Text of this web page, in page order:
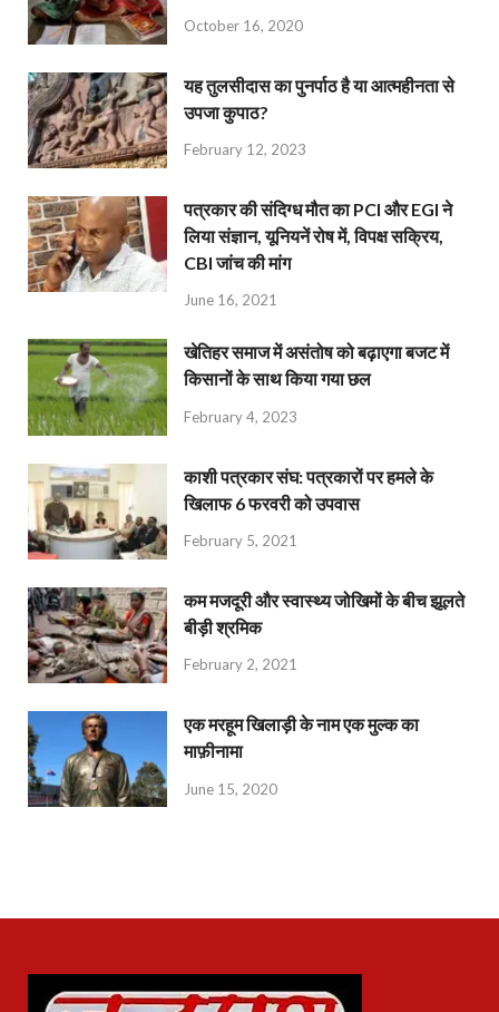
October 16, 2020
यह तुलसीदास का पुनर्पाठ है या आत्महीनता से
उपजा कुपाठ?
February 12, 2023
पत्रकार की संदिग्ध मौत का PCI और EGI ने
लिया संज्ञान, यूनियनें रोष में, विपक्ष सक्रिय,
CBI जांच की मांग
June 16, 2021
खेतिहर समाज में असंतोष को बढ़ाएगा बजट में
किसानों के साथ किया गया छल
February 4, 2023
काशी पत्रकार संघ: पत्रकारों पर हमले के
खिलाफ 6 फरवरी को उपवास
February 5, 2021
कम मजदूरी और स्वास्थ्य जोखिमों के बीच झूलते
बीड़ी श्रमिक
February 2, 2021
एक मरहूम खिलाड़ी के नाम एक मुल्क का
माफ़ीनामा
June 15, 2020